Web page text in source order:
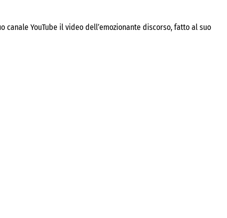
YouTube il video dell’emozionante discorso, fatto al suo